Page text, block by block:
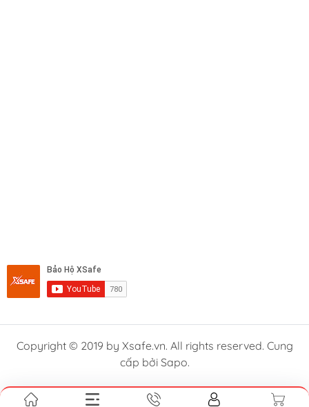
Copyright © 2019 by Xsafe.vn. All rights reserved. Cung
cấp bởi Sapo.